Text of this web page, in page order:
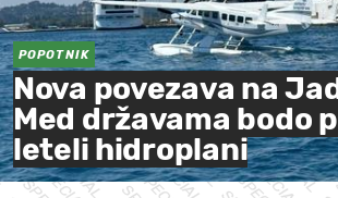
POPOTNIK
Nova povezava na
Med državama bodo
leteli hidroplani